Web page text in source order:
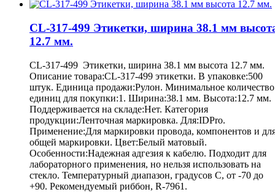
CL-317-499 Этикетки, ширина 38.1 мм
12.7 мм.
CL-317-499 Этикетки, ширина 38.1 мм высота 12.7 мм.
Описание товара:CL-317-499 этикетки. В упаковке:500
штук. Единица продажи:Рулон. Минимальное количество
единиц для покупки:1. Ширина:38.1 мм. Высота:12.7 мм.
Поддерживается на складе:Нет. Категория
продукции:Ленточная маркировка. Для:IDPro.
Применение:Для маркировки провода, компонентов и
общей маркировки. Цвет:Белый матовый.
Особенности:Надежная адгезия к кабелю. Подходит для
лабораторного применения, но нельзя использовать на
стекло. Температурный диапазон, градусов С, от -70 до
+90. Рекомендуемый риббон, R-7961.